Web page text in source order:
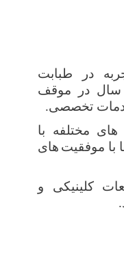
در طبابت
سال در موقف
تخصصی.
مختلفه با
با موفقیت‌ های
کلینیکی و